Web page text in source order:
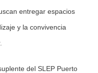
entregar espacios
y la convivencia
del SLEP Puerto